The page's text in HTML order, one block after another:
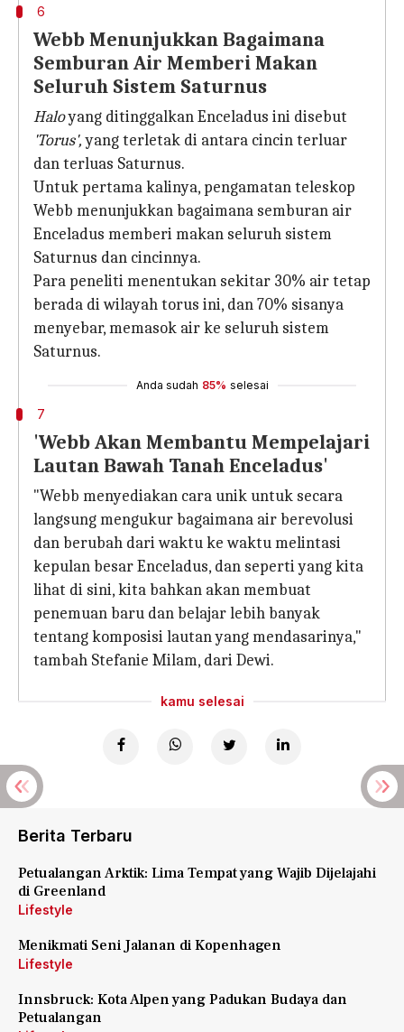
6
Webb Menunjukkan Bagaimana
Semburan Air Memberi Makan
Seluruh Sistem Saturnus
Haloyang ditinggalkan Enceladus ini disebut
'Torus',yang terletak di antara cincin terluar
dan terluas Saturnus.
Untuk pertama kalinya, pengamatan teleskop
Webb menunjukkan bagaimana semburan air
Enceladus memberi makan seluruh sistem
Saturnus dan cincinnya.
Para peneliti menentukan sekitar 30% air tetap
berada di wilayah torus ini, dan 70% sisanya
menyebar, memasok air ke seluruh sistem
Saturnus.
Anda sudah 85% selesai
7
'Webb Akan Membantu Mempelajari
Lautan Bawah Tanah Enceladus'
"Webb menyediakan cara unik untuk secara
langsung mengukur bagaimana air berevolusi
dan berubah dari waktu ke waktu melintasi
kepulan besar Enceladus, dan seperti yang kita
lihat di sini, kita bahkan akan membuat
penemuan baru dan belajar lebih banyak
tentang komposisi lautan yang mendasarinya,"
tambah Stefanie Milam, dari Dewi.
kamu selesai
Berita Terbaru
Petualangan Arktik: Lima Tempat yang Wajib Dijelajahi
di Greenland
Lifestyle
Menikmati Seni Jalanan di Kopenhagen
Lifestyle
Innsbruck: Kota Alpen yang Padukan Budaya dan
Petualangan